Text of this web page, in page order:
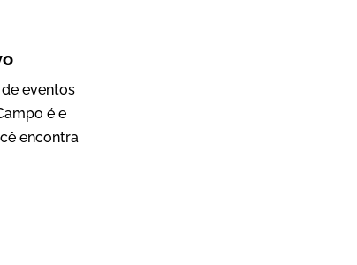
eventos
é e
encontra